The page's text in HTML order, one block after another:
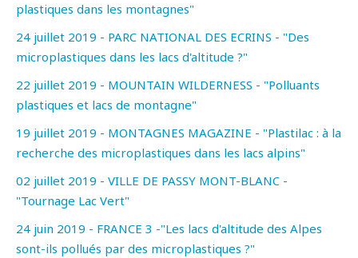
plastiques dans les montagnes"
24 juillet 2019 - PARC NATIONAL DES ECRINS - "Des
microplastiques dans les lacs d'altitude ?"
22 juillet 2019 - MOUNTAIN WILDERNESS - "Polluants
plastiques et lacs de montagne"
19 juillet 2019 - MONTAGNES MAGAZINE - "Plastilac : à la
recherche des microplastiques dans les lacs alpins"
02 juillet 2019 - VILLE DE PASSY MONT-BLANC -
"Tournage Lac Vert"
24 juin 2019 - FRANCE 3 -"Les lacs d'altitude des Alpes
sont-ils pollués par des microplastiques ?"